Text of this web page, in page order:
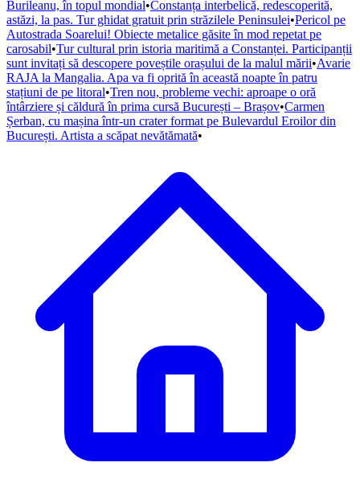
Burileanu, în topul mondial•Constanța interbelică, redescoperită,
astăzi, la pas. Tur ghidat gratuit prin străzilele Peninsulei•Pericol pe
Autostrada Soarelui! Obiecte metalice găsite în mod repetat pe
carosabil•Tur cultural prin istoria maritimă a Constanței. Participanții
sunt invitați să descopere poveștile orașului de la malul mării•Avarie
RAJA la Mangalia. Apa va fi oprită în această noapte în patru
stațiuni de pe litoral•Tren nou, probleme vechi: aproape o oră
întârziere și căldură în prima cursă București – Brașov•Carmen
Șerban, cu mașina într-un crater format pe Bulevardul Eroilor din
București. Artista a scăpat nevătămată•